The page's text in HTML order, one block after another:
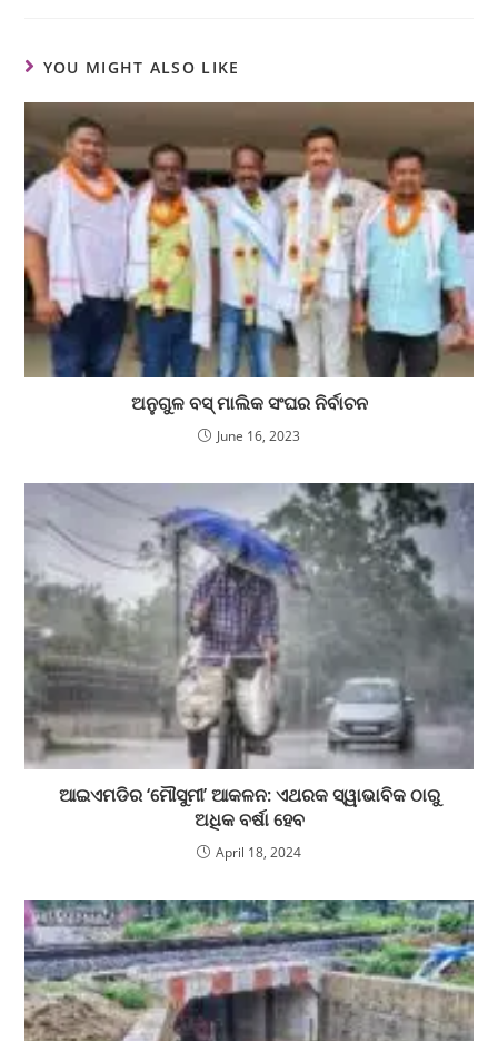
YOU MIGHT ALSO LIKE
ଅନୁଗୁଳ ବସ୍ ମାଲିକ ସଂଘର ନିର୍ବାଚନ
June 16, 2023
ଆଇଏମଡିର ‘ମୌସୁମୀ’ ଆକଳନ: ଏଥରକ ସ୍ୱାଭାବିକ ଠାରୁ
ଅଧିକ ବର୍ଷା ହେବ
April 18, 2024